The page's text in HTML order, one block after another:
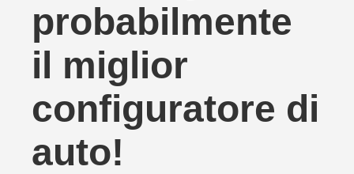
probabilmente
il miglior
configuratore di
auto!